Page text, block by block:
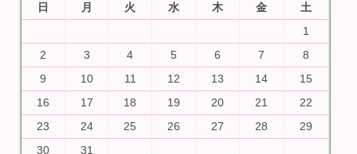
日
月 火 水 木 金
土
1
2
3 4 5 6 7
8
9
10 11 12 13 14
15
16
17 18 19 20 21
22
23
24 25 26 27 28
29
30
31